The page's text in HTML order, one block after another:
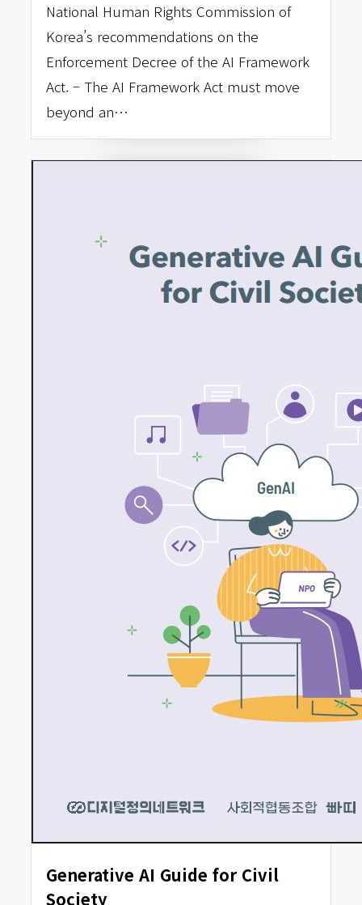
National Human Rights Commission of
Korea’s recommendations on the
Enforcement Decree of the AI Framework
Act. – The AI Framework Act must move
beyond an…
Generative AI Guide for Civil
Society